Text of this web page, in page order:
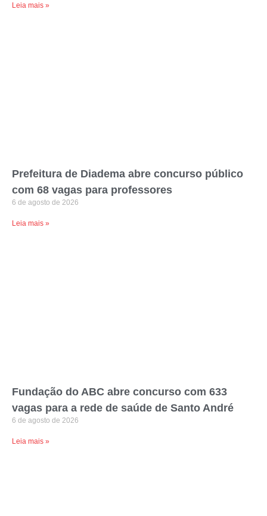
Leia mais »
Prefeitura de Diadema abre concurso público
com 68 vagas para professores
6 de agosto de 2026
Leia mais »
Fundação do ABC abre concurso com 633
vagas para a rede de saúde de Santo André
6 de agosto de 2026
Leia mais »